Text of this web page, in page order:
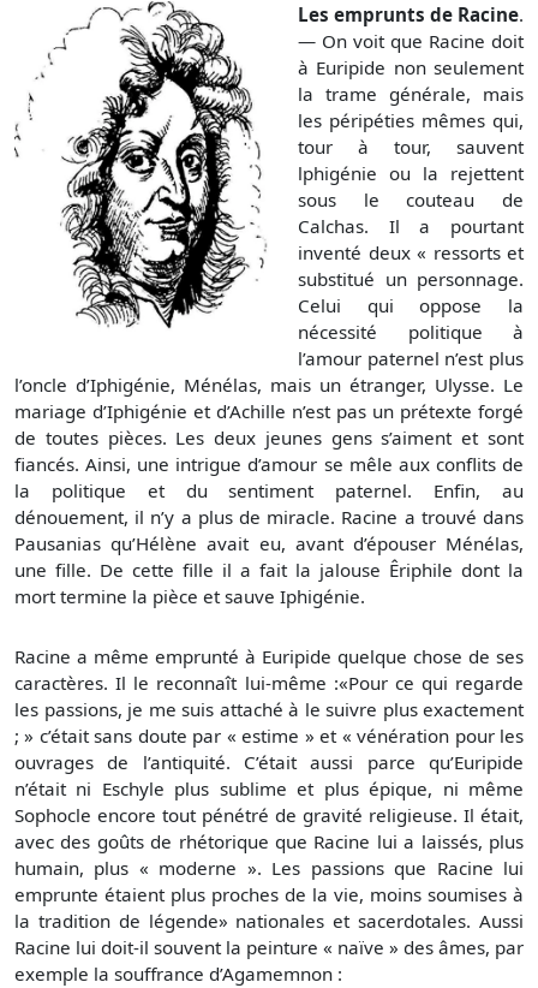
Les emprunts de Racine.
— On voit que Racine doit
à Euripide non seulement
la trame générale, mais
les péripéties mêmes qui,
tour à tour, sauvent
lphigénie ou la rejettent
sous le couteau de
Calchas. Il a pourtant
inventé deux « ressorts et
substitué un personnage.
Celui qui oppose la
nécessité politique à
l’amour paternel n’est plus
l’oncle d’Iphigénie, Ménélas, mais un étranger, Ulysse. Le
mariage d’Iphigénie et d’Achille n’est pas un prétexte forgé
de toutes pièces. Les deux jeunes gens s’aiment et sont
fiancés. Ainsi, une intrigue d’amour se mêle aux conflits de
la politique et du sentiment paternel. Enfin, au
dénouement, il n’y a plus de miracle. Racine a trouvé dans
Pausanias qu’Hélène avait eu, avant d’épouser Ménélas,
une fille. De cette fille il a fait la jalouse Êriphile dont la
mort termine la pièce et sauve Iphigénie.
Racine a même emprunté à Euripide quelque chose de ses
caractères. Il le reconnaît lui-même :«Pour ce qui regarde
les passions, je me suis attaché à le suivre plus exactement
; » c’était sans doute par « estime » et « vénération pour les
ouvrages de l’antiquité. C’était aussi parce qu’Euripide
n’était ni Eschyle plus sublime et plus épique, ni même
Sophocle encore tout pénétré de gravité religieuse. Il était,
avec des goûts de rhétorique que Racine lui a laissés, plus
humain, plus « moderne ». Les passions que Racine lui
emprunte étaient plus proches de la vie, moins soumises à
la tradition de légende» nationales et sacerdotales. Aussi
Racine lui doit-il souvent la peinture « naïve » des âmes, par
exemple la souffrance d’Agamemnon :